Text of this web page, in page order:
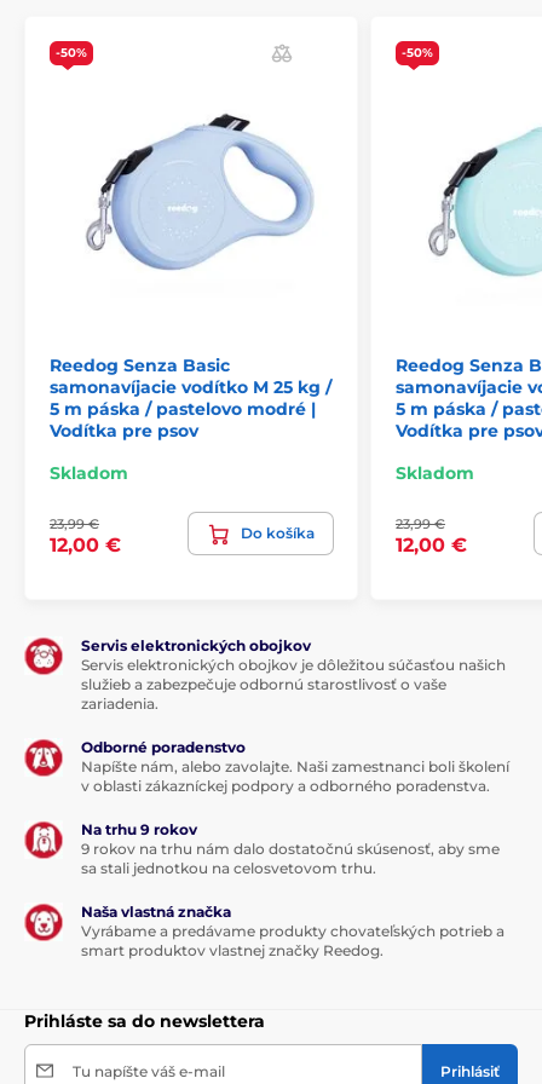
Intuitívneovládanie brzdy jediným tlačidlom
Multipozičná
páska proti zamotaniu
Konštrukcia pre plynulé navíjanie pásky
Extra pevná páska
Pevná
chrómovaná karabína
Vhodné pre plemená:kokeršpaniel, border kólia,
šeltia, stredný pudel, baset
Samonavíjacie vodítko Reedog má
spoľahlivé ovládanie na každom kroku!
Reedog Senza vámzaručí pohodlné a jednoduché
spoľahlivá kontrola rozhodne o výsledku situácie na
-50%
Reedog Senza Basic
samonavíjacie vodítko M 25 kg /
5 m páska / pastelovo modré |
Vodítka pre psov
Skladom
23,99 €
12,00 €
Do košíka
-50%
Reedog Senza
samonavíjacie
5 m páska /
Vodítka pre
Skladom
23,99 €
12,00 €
Servis elektronických obojkov
Servis elektronických obojkov je dôležitou súčasťou našich
služieb a zabezpečuje odbornú starostlivosť o vaše
zariadenia.
Odborné poradenstvo
Napíšte nám, alebo zavolajte. Naši zamestnanci boli školení
v oblasti zákazníckej podpory a odborného poradenstva.
Na trhu 9 rokov
9 rokov na trhu nám dalo dostatočnú skúsenosť, aby sme
sa stali jednotkou na celosvetovom trhu.
Naša vlastná značka
Vyrábame a predávame produkty chovateľských potrieb a
smart produktov vlastnej značky Reedog.
Prihláste sa do newslettera
Tu napíšte váš e-mail Prihlásiť